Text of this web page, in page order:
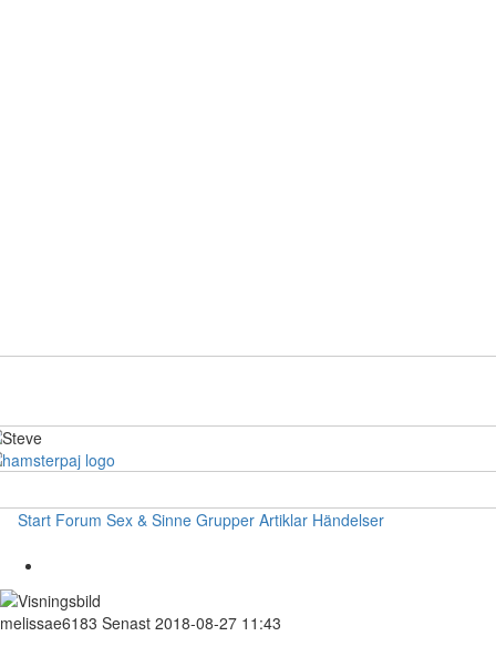
Start Forum Sex & Sinne Grupper Artiklar Händelser
melissae6183 Senast 2018-08-27 11:43